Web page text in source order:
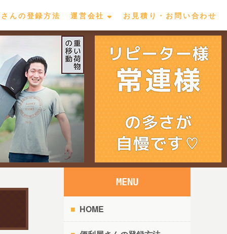
んの登録方法 運営会社 お見積り・お問い合わせ
MENU
HOME